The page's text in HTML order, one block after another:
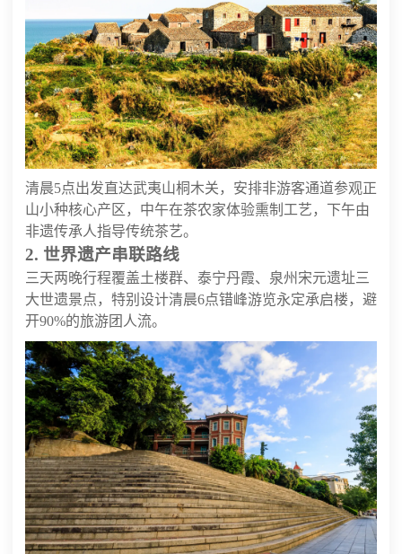
清晨5点出发直达武夷山桐木关，安排非游客通道参观正
山小种核心产区，中午在茶农家体验熏制工艺，下午由
非遗传承人指导传统茶艺。
2. 世界遗产串联路线
三天两晚行程覆盖土楼群、泰宁丹霞、泉州宋元遗址三
大世遗景点，特别设计清晨6点错峰游览永定承启楼，避
开90%的旅游团人流。